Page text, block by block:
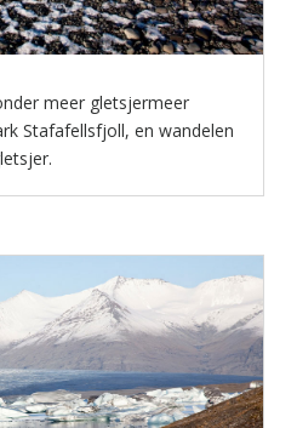
meer gletsjermeer
Stafafellsfjoll, en wandelen